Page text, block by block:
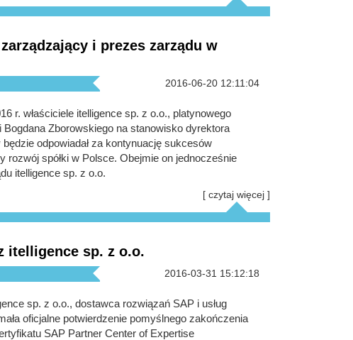
i prezes zarządu w
2016-06-20 12:11:04
r. właściciele itelligence sp. z o.o., platynowego
Bogdana Zborowskiego na stanowisko dyrektora
odpowiadał za kontynuację sukcesów
rozwój spółki w Polsce. Obejmie on jednocześnie
itelligence sp. z o.o.
[ czytaj więcej ]
itelligence sp. z o.o.
2016-03-31 15:12:18
sp. z o.o., dostawca rozwiązań SAP i usług
oficjalne potwierdzenie pomyślnego zakończenia
SAP Partner Center of Expertise